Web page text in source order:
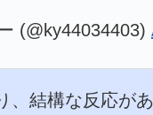
(@ky44034403)
、結構な反応が